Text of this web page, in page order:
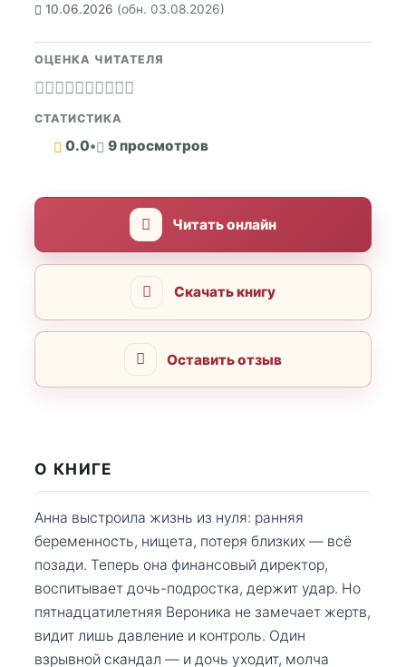
10.06.2026 (обн. 03.08.2026)
ОЦЕНКА ЧИТАТЕЛЯ
СТАТИСТИКА
0.0• 9 просмотров
Читать онлайн
Скачать книгу
Оставить отзыв
О КНИГЕ
Анна выстроила жизнь из нуля: ранняя
беременность, нищета, потеря близких — всё
позади. Теперь она финансовый директор,
воспитывает дочь-подростка, держит удар. Но
пятнадцатилетняя Вероника не замечает жертв,
видит лишь давление и контроль. Один
взрывной скандал — и дочь уходит, молча